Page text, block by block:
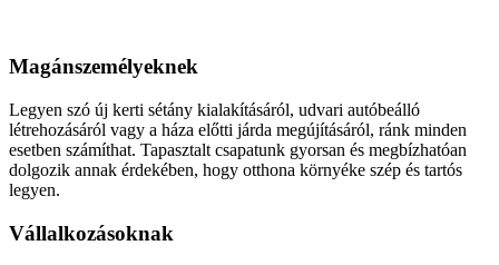
Magánszemélyeknek
Legyen szó új kerti sétány kialakításáról, udvari autóbeálló
létrehozásáról vagy a háza előtti járda megújításáról, ránk minden
esetben számíthat. Tapasztalt csapatunk gyorsan és megbízhatóan
dolgozik annak érdekében, hogy otthona környéke szép és tartós
legyen.
Vállalkozásoknak